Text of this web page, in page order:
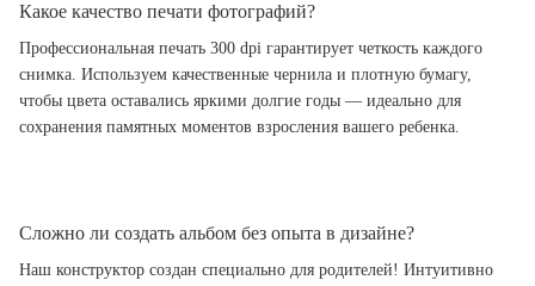
Какое качество печати фотографий?
Профессиональная печать 300 dpi гарантирует четкость каждого
снимка. Используем качественные чернила и плотную бумагу,
чтобы цвета оставались яркими долгие годы — идеально для
сохранения памятных моментов взросления вашего ребенка.
Сложно ли создать альбом без опыта в дизайне?
Наш конструктор создан специально для родителей! Интуитивно